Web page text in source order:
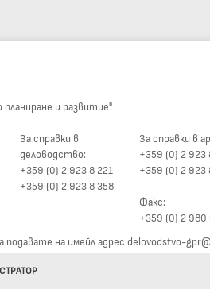
планиране и развитие"
За справки в
деловодство:
+359 (0) 2 923 8 221
+359 (0) 2 923 8 358
За справки в
+359 (0) 2 923
+359 (0) 2 923
Факс:
+359 (0) 2 980
подавате на имейл адрес delovodstvo-